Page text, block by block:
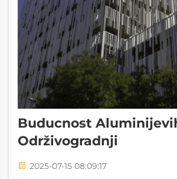
Buducnost
Održivogradnji
2025-07-15 08:09:17